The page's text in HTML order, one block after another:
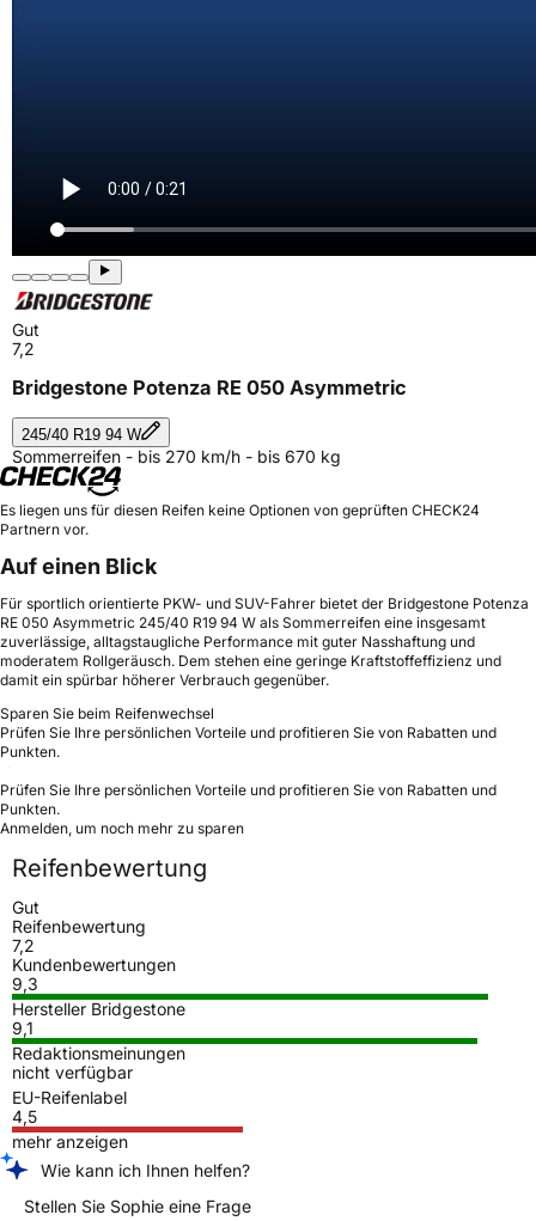
Gut
7,2
Bridgestone Potenza RE 050 Asymmetric
245/40 R19 94 W
Sommerreifen - bis 270 km/h - bis 670 kg
Es liegen uns für diesen Reifen keine Optionen von geprüften CHECK24
Partnern vor.
Auf einen Blick
Für sportlich orientierte PKW- und SUV-Fahrer bietet der Bridgestone Potenza
RE 050 Asymmetric 245/40 R19 94 W als Sommerreifen eine insgesamt
zuverlässige, alltagstaugliche Performance mit guter Nasshaftung und
moderatem Rollgeräusch. Dem stehen eine geringe Kraftstoffeffizienz und
damit ein spürbar höherer Verbrauch gegenüber.
Sparen Sie beim Reifenwechsel
Prüfen Sie Ihre persönlichen Vorteile und profitieren Sie von Rabatten und
Punkten.
Prüfen Sie Ihre persönlichen Vorteile und profitieren Sie von Rabatten und
Punkten.
Anmelden, um noch mehr zu sparen
Reifenbewertung
Gut
Reifenbewertung
7,2
Kundenbewertungen
9,3
Hersteller Bridgestone
9,1
Redaktionsmeinungen
nicht verfügbar
EU-Reifenlabel
4,5
mehr anzeigen
Wie kann ich Ihnen helfen?
Stellen Sie Sophie eine Frage